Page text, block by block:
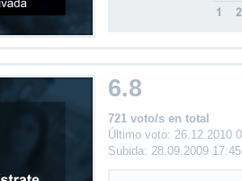
6.8
721 voto/s en total
Último voto: 26.12.2010
Subida: 28.09.2009